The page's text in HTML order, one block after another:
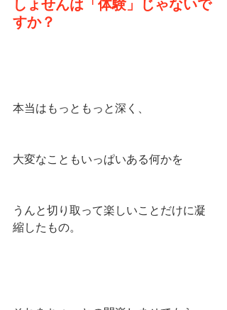
すか？
本当はもっともっと深く、
大変なこともいっぱいある何かを
うんと切り取って楽しいことだけに凝
縮したもの。